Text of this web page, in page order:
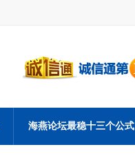
海燕论坛最稳十三个公式